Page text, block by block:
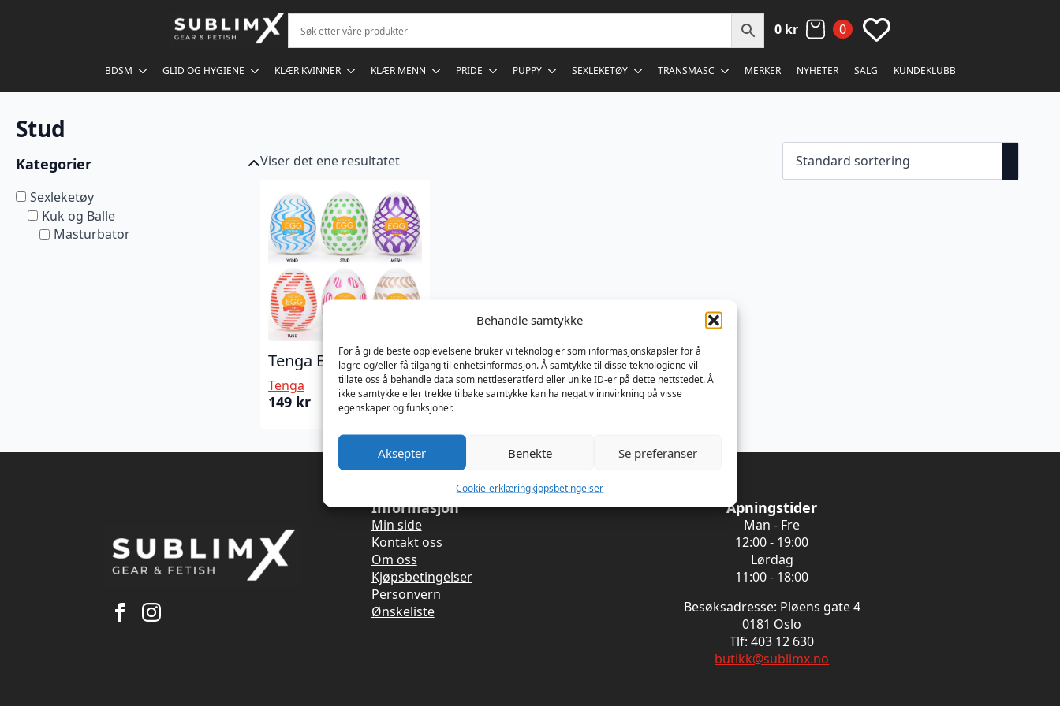
Behandle samtykke
For å gi de beste opplevelsene bruker vi teknologier som informasjonskapsler for å
lagre og/eller få tilgang til enhetsinformasjon. Å samtykke til disse teknologiene vil
tillate oss å behandle data som nettleseratferd eller unike ID-er på dette nettstedet. Å
ikke samtykke eller trekke tilbake samtykke kan ha negativ innvirkning på visse
egenskaper og funksjoner.
Aksepter Benekte Se preferanser
Cookie-erklæringkjopsbetingelser
0 kr 0
BDSM GLID OG HYGIENE KLÆR KVINNER KLÆR MENN PRIDE PUPPY SEXLEKETØY TRANSMASC MERKER NYHETER SALG KUNDEKLUBB
Stud
Kategorier
Sexleketøy
Kuk og Balle
Masturbator
Viser det ene resultatet
Tenga EGG Wonder
Tenga
149 kr
Informasjon
Min side
Kontakt oss
Om oss
Kjøpsbetingelser
Personvern
Ønskeliste
Åpningstider
Man - Fre
12:00 - 19:00
Lørdag
11:00 - 18:00
Besøksadresse: Pløens gate 4
0181 Oslo
Tlf: 403 12 630
butikk@sublimx.no